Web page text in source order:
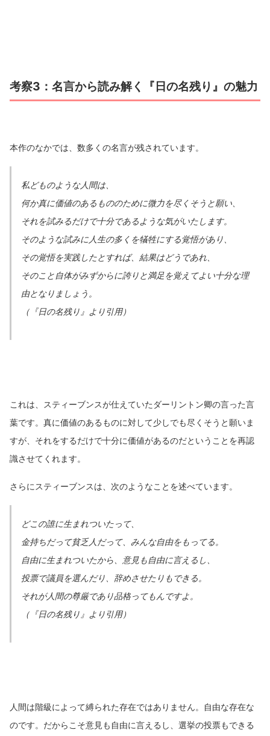
考察3：名言から読み解く『日の名残り』の魅力
本作のなかでは、数多くの名言が残されています。
私どものような人間は、
何か真に価値のあるもののために微力を尽くそうと願い、
それを試みるだけで十分であるような気がいたします。
そのような試みに人生の多くを犠牲にする覚悟があり、
その覚悟を実践したとすれば、結果はどうであれ、
そのこと自体がみずからに誇りと満足を覚えてよい十分な理
由となりましょう。
（『日の名残り』より引用）
これは、スティーブンスが仕えていたダーリントン卿の言った言
葉です。真に価値のあるものに対して少しでも尽くそうと願いま
すが、それをするだけで十分に価値があるのだということを再認
識させてくれます。
さらにスティーブンスは、次のようなことを述べています。
どこの誰に生まれついたって、
金持ちだって貧乏人だって、みんな自由をもってる。
自由に生まれついたから、意見も自由に言えるし、
投票で議員を選んだり、辞めさせたりもできる。
それが人間の尊厳であり品格ってもんですよ。
（『日の名残り』より引用）
人間は階級によって縛られた存在ではありません。自由な存在な
のです。だからこそ意見も自由に言えるし、選挙の投票もできる